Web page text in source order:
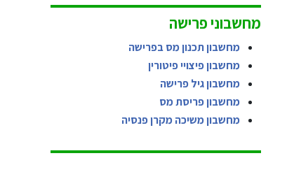
מחשבוני פרישה
מחשבון תכנון מס בפרישה
מחשבון פיצויי פיטורין
מחשבון גיל פרישה
מחשבון פריסת מס
מחשבון משיכה מקרן פנסיה